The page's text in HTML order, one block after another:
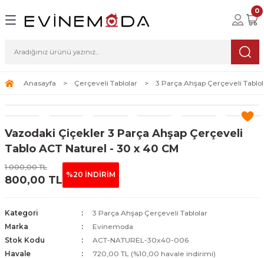
Geri Dön
Geri Dön
Tablolar
Geri Dön 0
Anasayfa Çerçeveli Tablolar 3 Parça Ahşap Çerçeveli
Vazodaki Çiçekler 3 Parça Ahşap Çerçeveli
Tablo ACT Naturel - 30 x 40 CM
1.000,00 TL
800,00 TL %20 İNDİRİM
Kategori
3 Parça Ahşap Çerçeveli Tablolar
Marka
Evinemoda
Stok Kodu
ACT-NATUREL-30x40-006
Havale
720,00 TL (%10,00 havale indirimi)